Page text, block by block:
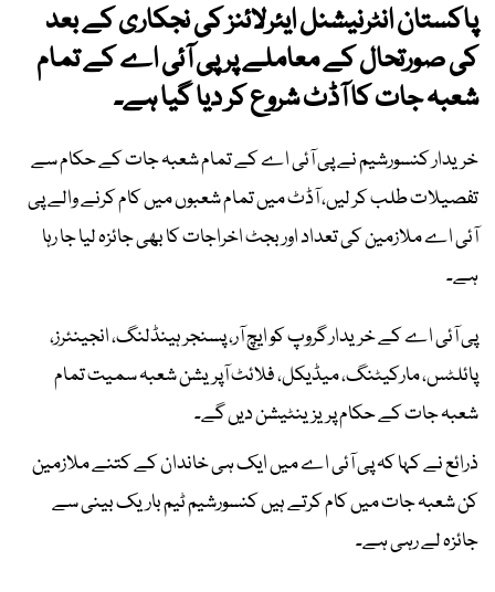
پاکستان انٹرنیشنل ایئرلائنز کی نجکاری کے بعد
کی صورتحال کے معاملے پر پی آئی اے کے تمام
شعبہ جات کا آڈٹ شروع کر دیا گیا ہے۔
خریدار کنسورشیم نے پی آئی اے کے تمام شعبہ جات کے حکام سے
تفصیلات طلب کر لیں، آڈٹ میں تمام شعبوں میں کام کرنے والے پی
آئی اے ملازمین کی تعداد اور بجٹ اخراجات کا بھی جائزہ لیا جا رہا
ہے۔
پی آئی اے کے خریدار گروپ کو ایچ آر، پسنجر ہینڈلنگ، انجینئرز،
پائلٹس، مارکیٹنگ، میڈیکل، فلائٹ آپریشن شعبہ سمیت تمام
شعبہ جات کے حکام پریزینٹیشن دیں گے۔
ذرائع نے کہا کہ پی آئی اے میں ایک ہی خاندان کے کتنے ملازمین
کن شعبہ جات میں کام کرتے ہیں کنسورشیم ٹیم باریک بینی سے
جائزہ لے رہی ہے۔